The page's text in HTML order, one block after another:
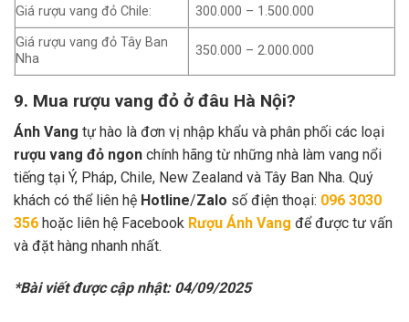
Giá rượu vang đỏ Chile:
300.000 – 1.500.000
Giá rượu vang đỏ Tây Ban
Nha
350.000 – 2.000.000
9. Mua rượu vang đỏ ở đâu Hà Nội?
Ánh Vang tự hào là đơn vị nhập khẩu và phân phối các loại
rượu vang đỏ ngon chính hãng từ những nhà làm vang nổi
tiếng tại Ý, Pháp, Chile, New Zealand và Tây Ban Nha. Quý
khách có thể liên hệ Hotline/Zalo số điện thoại: 096 3030
356 hoặc liên hệ Facebook Rượu Ánh Vang để được tư vấn
và đặt hàng nhanh nhất.
*Bài viết được cập nhật: 04/09/2025